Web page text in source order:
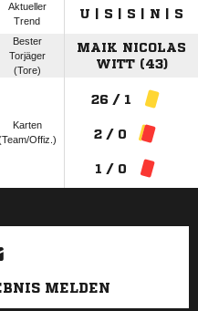
Aktueller
Trend
U | S | S | N | S
Bester
Torjäger
(Tore)
MAIK NICOLAS
WITT (43)
Karten
Offiz.)
26 / 1
2 / 0
1 / 0
MELDEN